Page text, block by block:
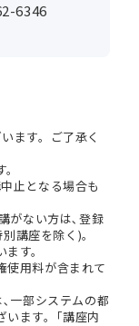
6346
ます。ご了承く
止となる場合も
がない方は､登録
講座を除く)。
す。
使用料が含まれて
一部システムの都
います。｢講座内